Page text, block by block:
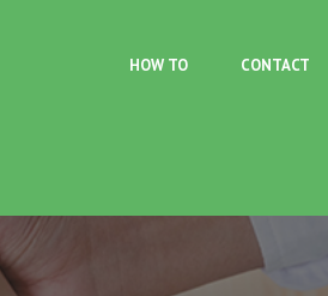
HOW TO CONTACT